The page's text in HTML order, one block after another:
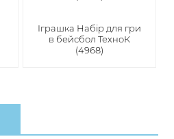
Іграшка Набір для гри
в бейсбол ТехноК
(4968)